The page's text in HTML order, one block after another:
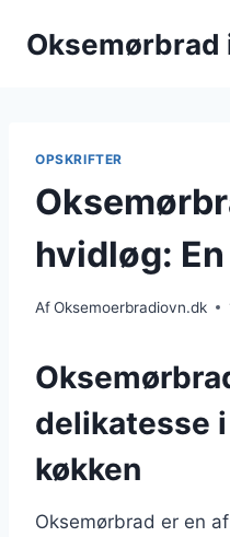
Oksemørbrad
OPSKRIFTER
hvidløg:
AfOksemoerbradiovn.dk
delikatesse
køkken
Oksemørbrad er en